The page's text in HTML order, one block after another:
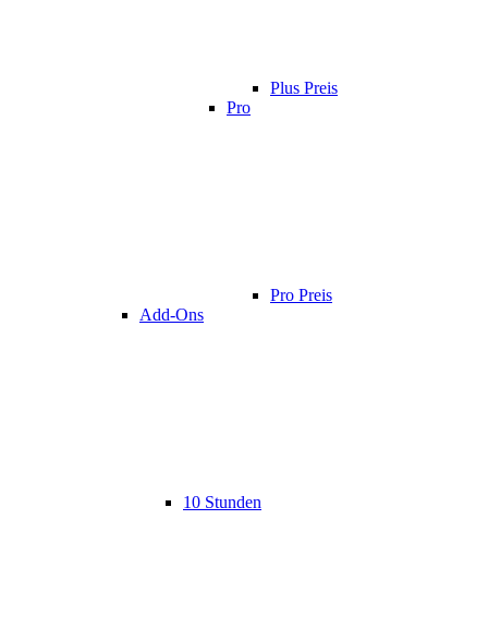
Plus Preis
Pro
Pro Preis
Add-Ons
10 Stunden